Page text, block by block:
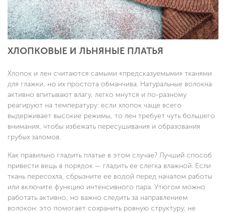
ХЛОПКОВЫЕ И ЛЬНЯНЫЕ ПЛАТЬЯ
Хлопок и лен считаются самыми «предсказуемыми» тканями
для глажки, но их простота обманчива. Натуральные волокна
активно впитывают влагу, легко мнутся и по-разному
реагируют на температуру: если хлопок чаще всего
выдерживает высокие режимы, то лен требует чуть большего
внимания, чтобы избежать пересушивания и образования
грубых заломов.
Как правильно гладить платье в этом случае? Лучший способ
привести вещь в порядок — гладить ее слегка влажной. Если
ткань пересохла, сбрызните ее водой перед началом работы
или включите функцию интенсивного пара. Утюгом можно
работать активно, но важно следить за направлением
волокон: это помогает сохранить ровную структуру, не